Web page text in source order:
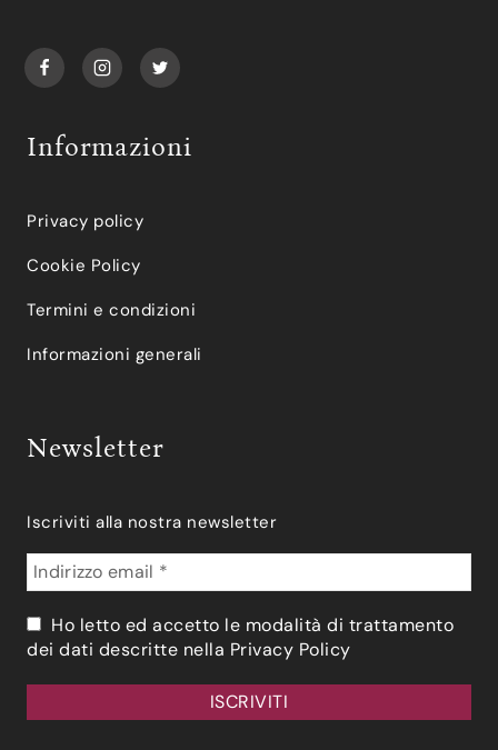
Informazioni
Privacy policy
Cookie Policy
Termini e condizioni
Informazioni generali
Newsletter
Iscriviti alla nostra newsletter
Ho letto ed accetto le modalità di trattamento
dei dati descritte nella Privacy Policy